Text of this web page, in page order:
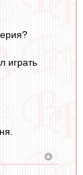
играть